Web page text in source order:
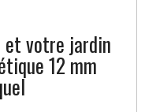
et votre jardin
12 mm